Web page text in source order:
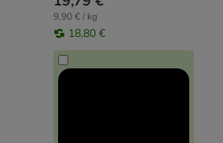
9,90 € / kg
18,80 €